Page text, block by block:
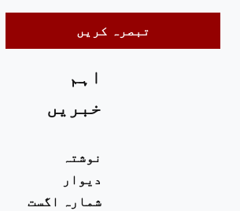
اہم
خبریں
نوشتہ
دیوار
شمارہ اگست